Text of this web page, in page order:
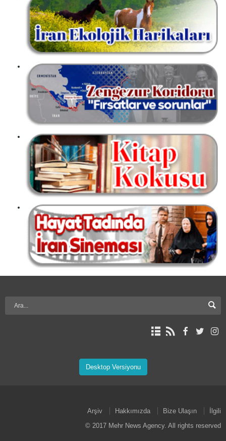
Desktop Versiyonu
Arşiv Hakkımızda Bize Ulaşın
İlgili
© 2017 Mehr News Agency. All rights reserved